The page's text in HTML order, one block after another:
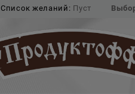
Список желаний: Пуст